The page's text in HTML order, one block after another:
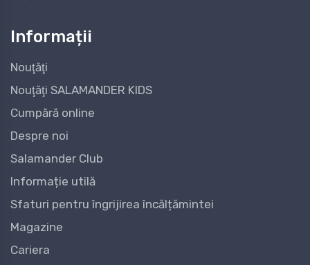
Informații
Nouţăţi
Nouţăţi SALAMANDER KIDS
Cumpără online
Despre noi
Salamander Club
Informație utilă
Sfaturi pentru îngrijirea încălțămintei
Magazine
Cariera